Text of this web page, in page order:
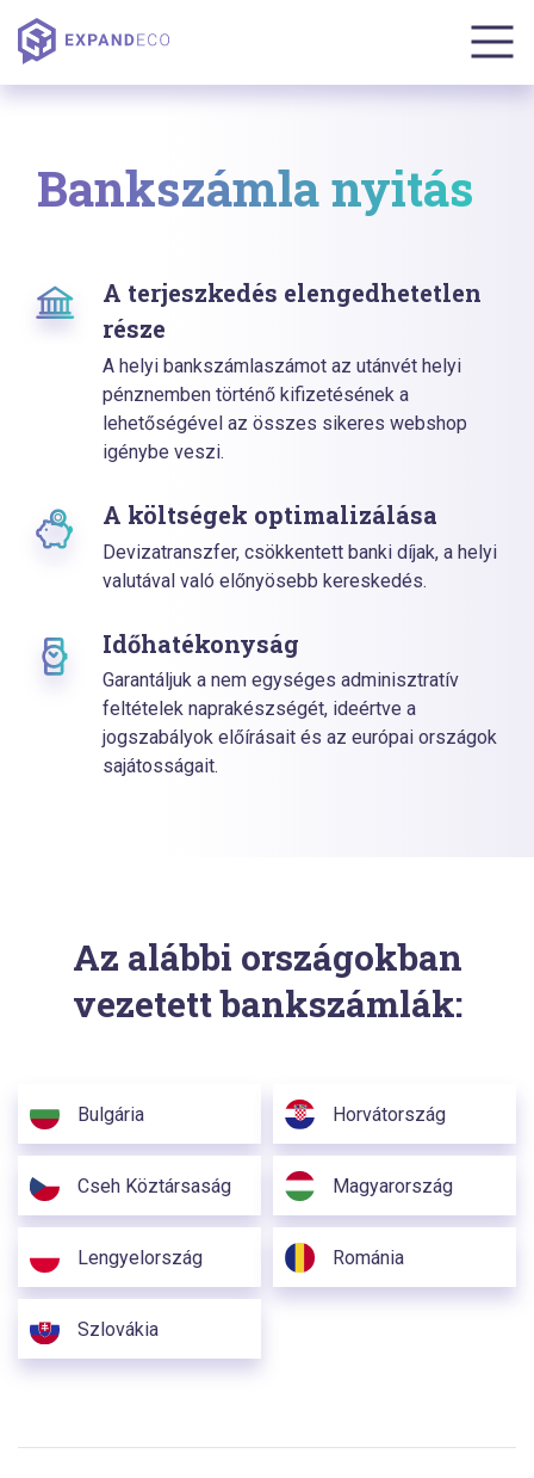
Bankszámla nyitás
A terjeszkedés elengedhetetlen
része
A helyi bankszámlaszámot az utánvét helyi
pénznemben történő kifizetésének a
lehetőségével az összes sikeres webshop
igénybe veszi.
A költségek optimalizálása
Devizatranszfer, csökkentett banki díjak, a helyi
valutával való előnyösebb kereskedés.
Időhatékonyság
Garantáljuk a nem egységes adminisztratív
feltételek naprakészségét, ideértve a
jogszabályok előírásait és az európai országok
sajátosságait.
Az alábbi országokban
vezetett bankszámlák:
Bulgária Horvátország
Cseh Köztársaság Magyarország
Lengyelország Románia
Szlovákia